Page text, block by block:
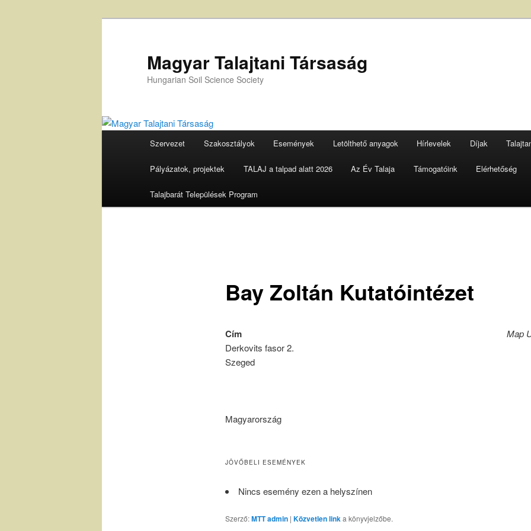
Magyar Talajtani Társaság
Hungarian Soil Science Society
Szervezet Szakosztályok Események Letölthető anyagok Hírlevelek Díjak
Pályázatok, projektek TALAJ a talpad alatt 2026 Az Év Talaja Támogatóink Elérhetőség
Talajbarát Települések Program
Bay Zoltán Kutatóintézet
Map
Cím
Derkovits fasor 2.
Szeged
Magyarország
JÖVŐBELI ESEMÉNYEK
Nincs esemény ezen a helyszínen
Szerző:MTT admin| Közvetlen linka könyvjelzőbe.